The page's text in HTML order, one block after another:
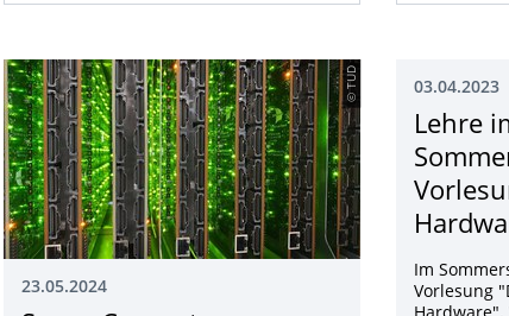
© TUD
23.05.2024
03.04.2023
Lehre
Im
Vorlesung